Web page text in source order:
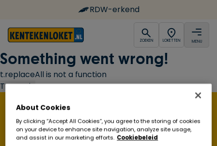
RDW-erkend
open
ZOEKEN LOKETTEN MENU
Something went wrong!
t.replaceAll is not a function
Try again
Vind een Kentekenloket in de buurt!
About Cookies
By clicking “Accept All Cookies”, you agree to the storing of cookies
on your device to enhance site navigation, analyze site usage,
and assist in our marketing efforts. Cookiebeleid